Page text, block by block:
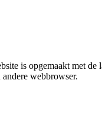
is opgemaakt met
webbrowser.